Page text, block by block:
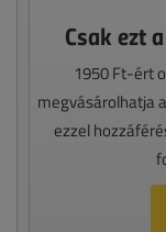
Csak ezt
1950 Ft-ért
megvásárolhatja
ezzel